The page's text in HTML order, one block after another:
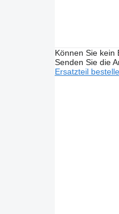
Können Sie kein
Senden Sie die
Ersatzteil